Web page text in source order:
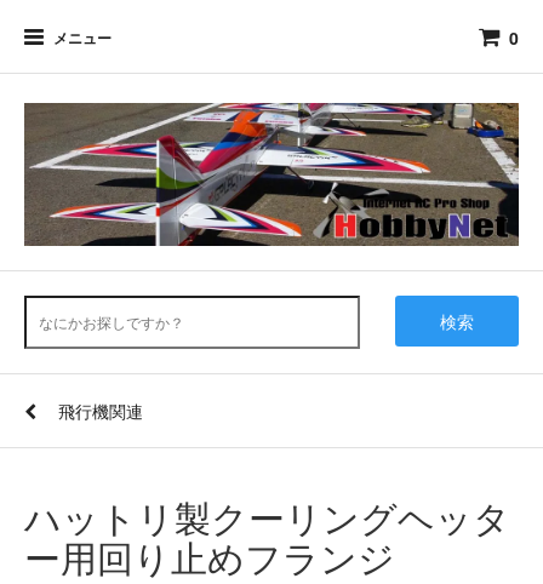
メニュー 0
検索
飛行機関連
ハットリ製クーリングヘッタ
ー用回り止めフランジ